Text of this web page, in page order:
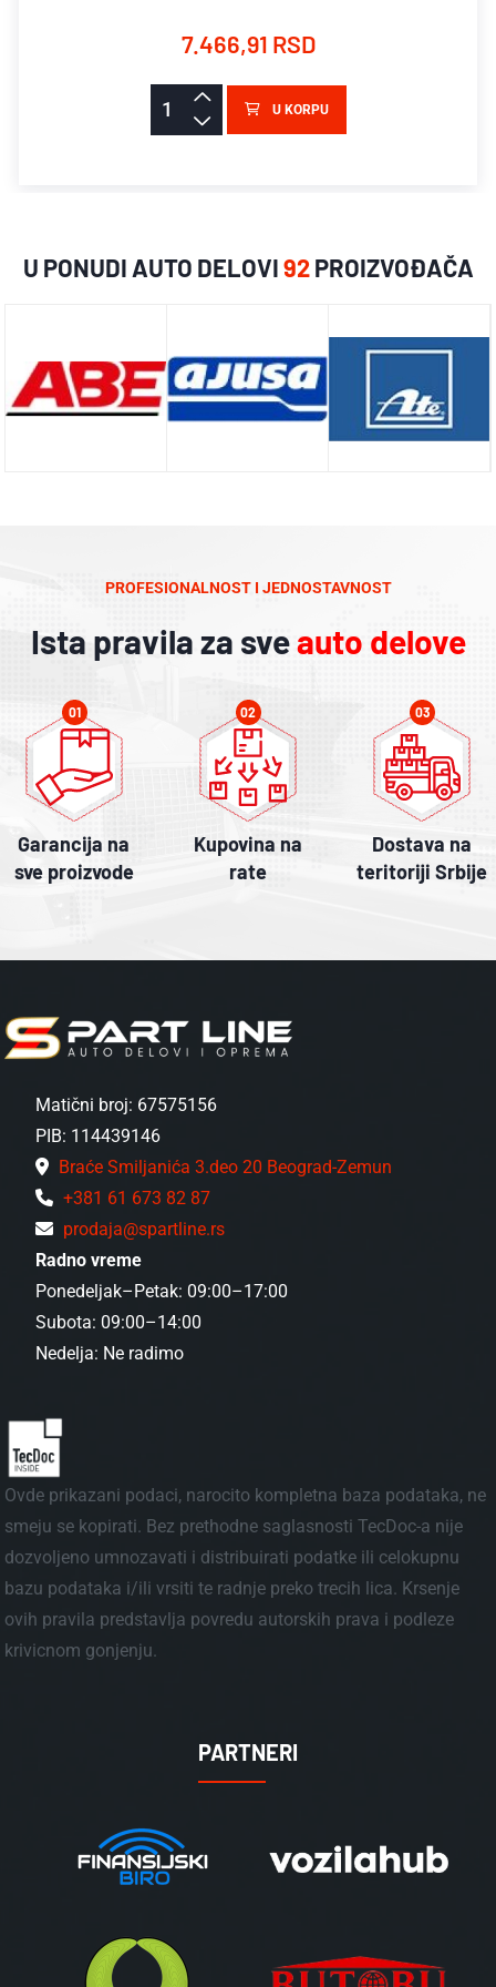
7.466,91 RSD
U KORPU
U PONUDI AUTO DELOVI92PROIZVOĐAČA
PROFESIONALNOST I JEDNOSTAVNOST
Ista pravila za sveauto delove
01
Garancija na
sve proizvode
02
Kupovina na
rate
03
Dostava na
teritoriji Srbije
Matični broj: 67575156
PIB: 114439146
Braće Smiljanića 3.deo 20 Beograd-Zemun
+381 61 673 82 87
prodaja@spartline.rs
Radno vreme
Ponedeljak–Petak: 09:00–17:00
Subota: 09:00–14:00
Nedelja: Ne radimo
Ovde prikazani podaci, narocito kompletna baza podataka, ne
smeju se kopirati. Bez prethodne saglasnosti TecDoc-a nije
dozvoljeno umnozavati i distribuirati podatke ili celokupnu
bazu podataka i/ili vrsiti te radnje preko trecih lica. Krsenje
ovih pravila predstavlja povredu autorskih prava i podleze
krivicnom gonjenju.
PARTNERI